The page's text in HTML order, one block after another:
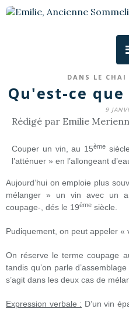
DANS LE
Qu'est-ce
9
Rédigé par Emilie
Couper un vin, au 15ème
l’atténuer » en l’allongeant
Aujourd’hui on emploie plus
mélanger » un vin avec un
coupage-, dés le 19ème siècle.
Pudiquement, on peut appeler «
On réserve le terme coupage
tandis qu’on parle
s’agit dans les deux cas de
Expression verbale : D’un vin